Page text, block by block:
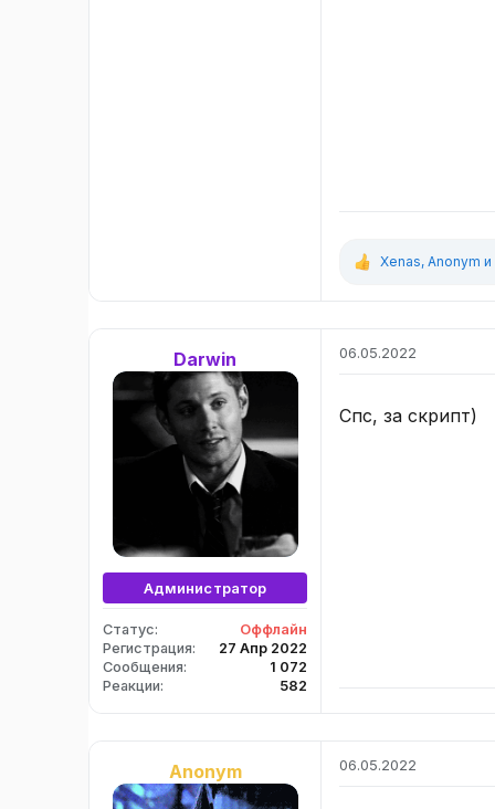
Р
и
Xenas, Anonym и
Darwin
Администратор
Статус
Оффлайн
Регистрация
27 Апр 2022
Сообщения
1 072
Реакции
582
06.05.2022
Спс, за скрипт)
Anonym 06.05.2022